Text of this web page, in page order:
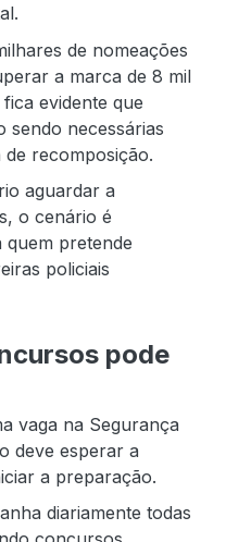
de nomeações
a marca de 8 mil
evidente que
sendo necessárias
recomposição.
aguardar a
o cenário é
pretende
policiais
pode
vaga na Segurança
deve esperar a
a preparação.
diariamente todas